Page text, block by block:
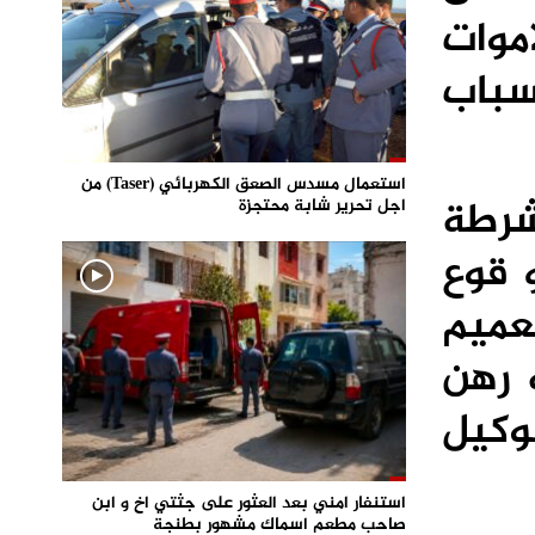
قوع
رهن
استعمال مسدس الصعق الكهربائي (Taser) من
اجل تحرير شابة محتجزة
استنفار امني بعد العثور على جثتي اخ و ابن
صاحب مطعم اسماك مشهور بطنجة